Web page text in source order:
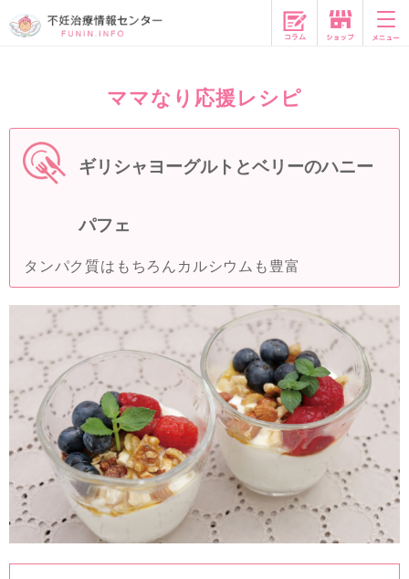
コラム
ママなり応援レシピ
ギリシャヨーグルトとベリーのハニー
パフェ
タンパク質はもちろんカルシウムも豊富